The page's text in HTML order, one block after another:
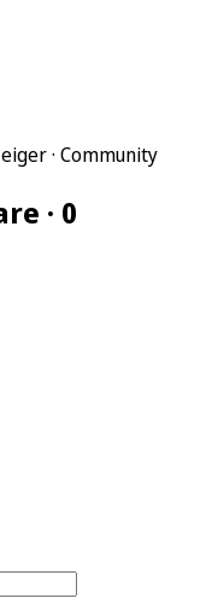
· Community
· 0